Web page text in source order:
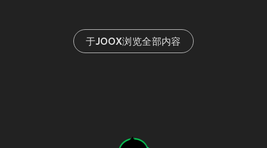
于JOOX浏览全部内容